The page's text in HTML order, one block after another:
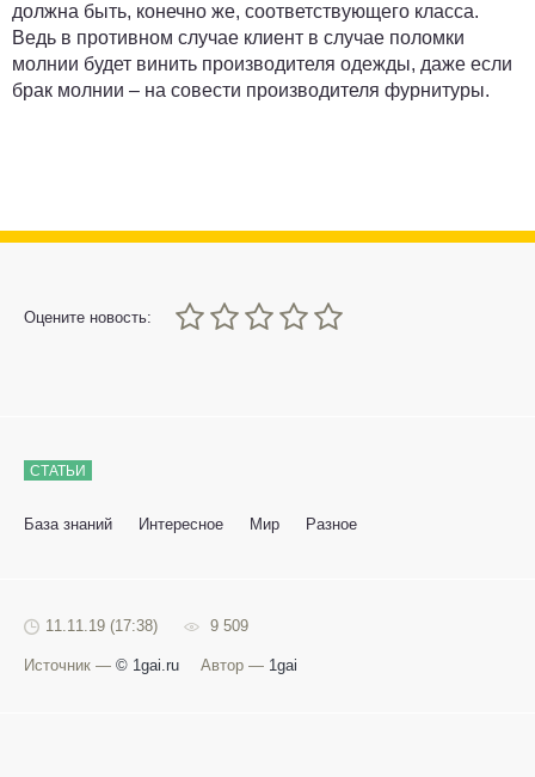
должна быть, конечно же, соответствующего класса.
Ведь в противном случае клиент в случае поломки
молнии будет винить производителя одежды, даже если
брак молнии – на совести производителя фурнитуры.
Оцените новость:
0
1 3 4 5
СТАТЬИ
База знаний Интересное Мир Разное
11.11.19 (17:38) 9 509
Источник — © 1gai.ru Автор — 1gai